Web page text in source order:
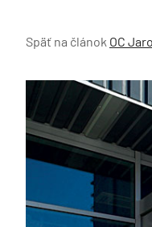
Späť na článok OC